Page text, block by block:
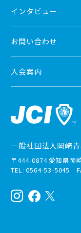
インタビュー
お問い合わせ
入会案内
一般社団法人岡崎
〒444-0874 愛知県岡
TEL: 0564-53-5045